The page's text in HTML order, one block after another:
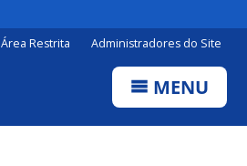
Área Restrita Administradores do Site
MENU